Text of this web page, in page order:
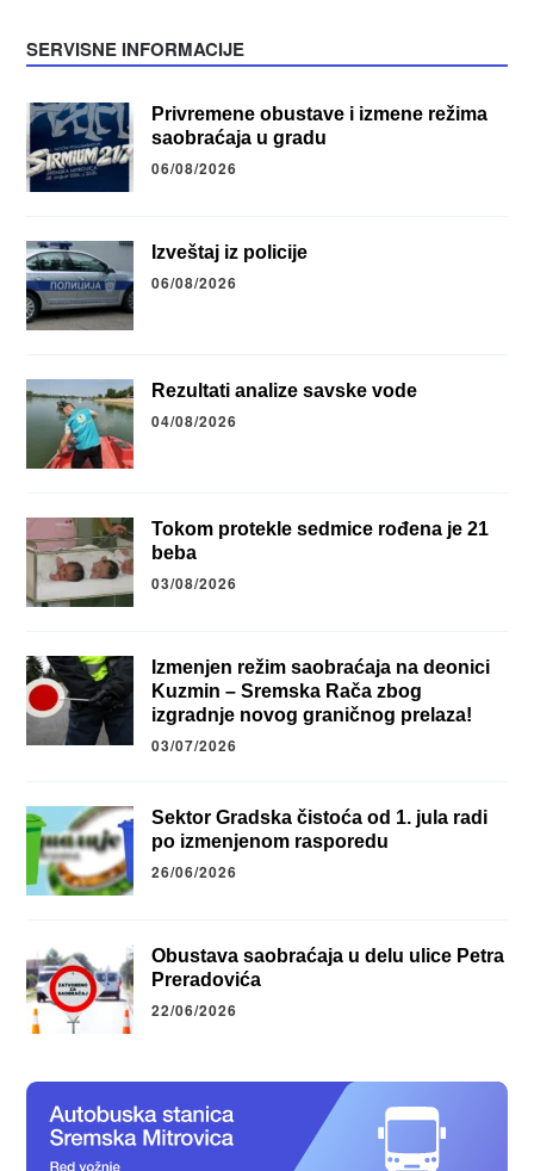
SERVISNE INFORMACIJE
Privremene obustave i izmene režima
saobraćaja u gradu
06/08/2026
Izveštaj iz policije
06/08/2026
Rezultati analize savske vode
04/08/2026
Tokom protekle sedmice rođena je 21
beba
03/08/2026
Izmenjen režim saobraćaja na deonici
Kuzmin – Sremska Rača zbog
izgradnje novog graničnog prelaza!
03/07/2026
Sektor Gradska čistoća od 1. jula radi
po izmenjenom rasporedu
26/06/2026
Obustava saobraćaja u delu ulice Petra
Preradovića
22/06/2026